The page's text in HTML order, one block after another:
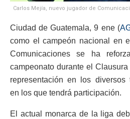
Carlos Mejía, nuevo jugador de
Ciudad de Guatemala, 9 ene (
como el campeón nacional en
Comunicaciones se ha
campeonato durante el
representación en los diversos
en los que tendrá participación.
El actual monarca de la liga